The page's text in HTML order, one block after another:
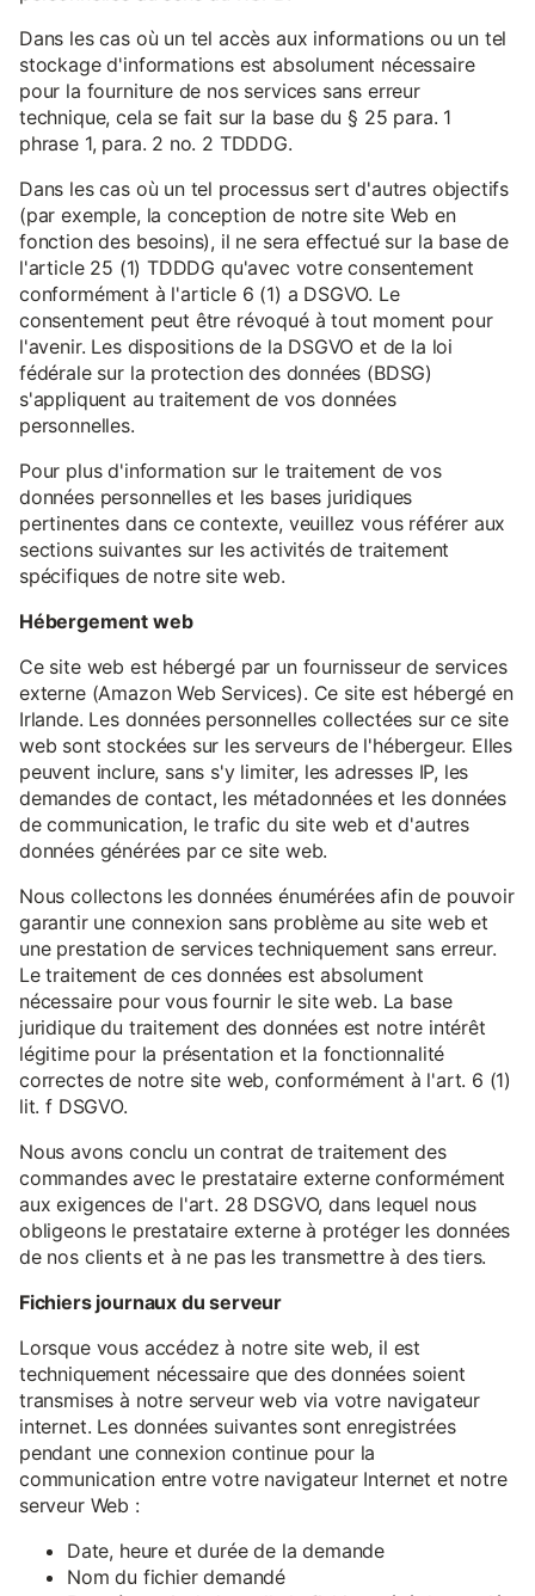
Dans les cas où un tel accès aux informations ou un tel
stockage d'informations est absolument nécessaire
pour la fourniture de nos services sans erreur
technique, cela se fait sur la base du § 25 para. 1
phrase 1, para. 2 no. 2 TDDDG.
Dans les cas où un tel processus sert d'autres objectifs
(par exemple, la conception de notre site Web en
fonction des besoins), il ne sera effectué sur la base de
l'article 25 (1) TDDDG qu'avec votre consentement
conformément à l'article 6 (1) a DSGVO. Le
consentement peut être révoqué à tout moment pour
l'avenir. Les dispositions de la DSGVO et de la loi
fédérale sur la protection des données (BDSG)
s'appliquent au traitement de vos données
personnelles.
Pour plus d'information sur le traitement de vos
données personnelles et les bases juridiques
pertinentes dans ce contexte, veuillez vous référer aux
sections suivantes sur les activités de traitement
spécifiques de notre site web.
Hébergement web
Ce site web est hébergé par un fournisseur de services
externe (Amazon Web Services). Ce site est hébergé en
Irlande. Les données personnelles collectées sur ce site
web sont stockées sur les serveurs de l'hébergeur. Elles
peuvent inclure, sans s'y limiter, les adresses IP, les
demandes de contact, les métadonnées et les données
de communication, le trafic du site web et d'autres
données générées par ce site web.
Nous collectons les données énumérées afin de pouvoir
garantir une connexion sans problème au site web et
une prestation de services techniquement sans erreur.
Le traitement de ces données est absolument
nécessaire pour vous fournir le site web. La base
juridique du traitement des données est notre intérêt
légitime pour la présentation et la fonctionnalité
correctes de notre site web, conformément à l'art. 6 (1)
lit. f DSGVO.
Nous avons conclu un contrat de traitement des
commandes avec le prestataire externe conformément
aux exigences de l'art. 28 DSGVO, dans lequel nous
obligeons le prestataire externe à protéger les données
de nos clients et à ne pas les transmettre à des tiers.
Fichiers journaux du serveur
Lorsque vous accédez à notre site web, il est
techniquement nécessaire que des données soient
transmises à notre serveur web via votre navigateur
internet. Les données suivantes sont enregistrées
pendant une connexion continue pour la
communication entre votre navigateur Internet et notre
serveur Web :
Date, heure et durée de la demande
Nom du fichier demandé